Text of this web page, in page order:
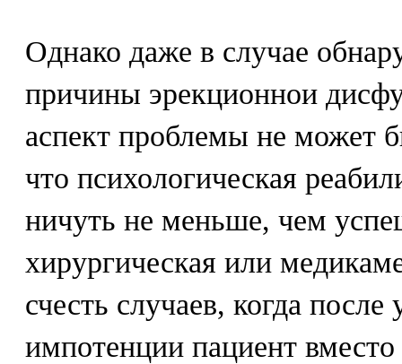
Однако даже в случае
причины эрекционнои
аспект проблемы не может
что психологическая
ничуть не меньше, чем
хирургическая или
счесть случаев, когда
импотенции пациент вместо